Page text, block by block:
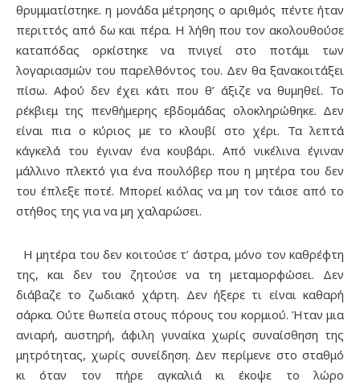
θρυμματίστηκε. η μονάδα μέτρησης ο αριθμός πέντε ήταν
περιττός από δω και πέρα. Η λήθη που τον ακολουθούσε
καταπόδας ορκίστηκε να πνιγεί στο ποτάμι των
λογαριασμών του παρελθόντος του. Δεν θα ξανακοιτάξει
πίσω. Αφού δεν έχει κάτι που θ’ άξιζε να θυμηθεί. Το
ρέκβιεμ της πενθήμερης εβδομάδας ολοκληρώθηκε. Δεν
είναι πια ο κύριος με το κλουβί στο χέρι. Τα λεπτά
κάγκελά του έγιναν ένα κουβάρι. Από νικέλινα έγιναν
μάλλινο πλεκτό για ένα πουλόβερ που η μητέρα του δεν
του έπλεξε ποτέ. Μπορεί κιόλας να μη τον τάισε από το
στήθος της για να μη χαλαρώσει.
Η μητέρα του δεν κοιτούσε τ’ άστρα, μόνο τον καθρέφτη
της, και δεν του ζητούσε να τη μεταμορφώσει. Δεν
διάβαζε το ζωδιακό χάρτη. Δεν ήξερε τι είναι καθαρή
σάρκα. Ούτε θωπεία στους πόρους του κορμιού. Ήταν μια
ανιαρή, αυστηρή, άφιλη γυναίκα χωρίς συναίσθηση της
μητρότητας, χωρίς συνείδηση. Δεν περίμενε στο σταθμό
κι όταν τον πήρε αγκαλιά κι έκοψε το λώρο